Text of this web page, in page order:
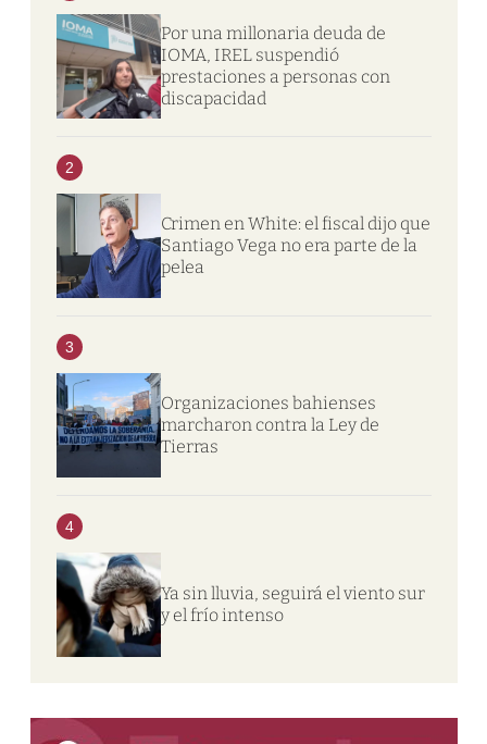
Por una millonaria deuda de
IOMA, IREL suspendió
prestaciones a personas con
discapacidad
2
Crimen en White: el fiscal dijo que
Santiago Vega no era parte de la
pelea
3
Organizaciones bahienses
marcharon contra la Ley de
Tierras
4
Ya sin lluvia, seguirá el viento sur
y el frío intenso